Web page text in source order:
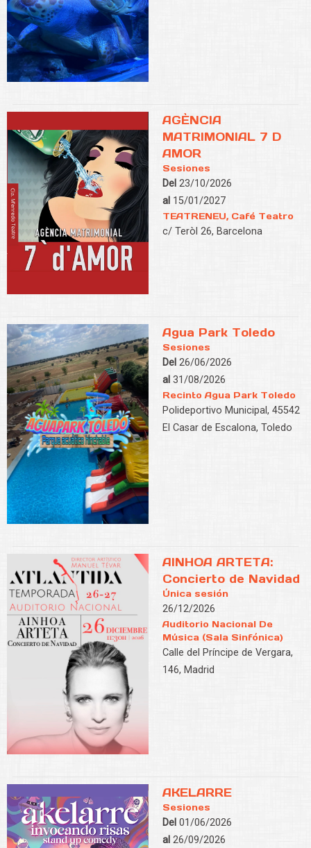
AGÈNCIA
MATRIMONIAL 7 D
AMOR
Sesiones
Del 23/10/2026
al 15/01/2027
TEATRENEU, Café Teatro
c/ Teròl 26, Barcelona
Agua Park Toledo
Sesiones
Del 26/06/2026
al 31/08/2026
Recinto Agua Park Toledo
Polideportivo Municipal, 45542
El Casar de Escalona, Toledo
AINHOA ARTETA:
Concierto de Navidad
Única sesión
26/12/2026
Auditorio Nacional De
Música (Sala Sinfónica)
Calle del Príncipe de Vergara,
146, Madrid
AKELARRE
Sesiones
Del 01/06/2026
al 26/09/2026